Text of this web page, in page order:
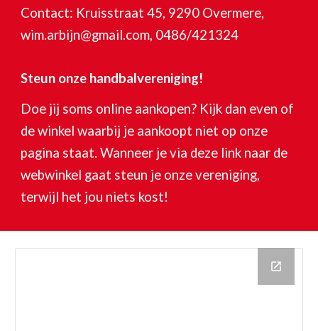
Contact: Kruisstraat 45, 9290 Overmere,
wim.arbijn@gmail.com, 0486/421324
Steun onze handbalvereniging!
Doe jij soms online aankopen? Kijk dan even of
de winkel waarbij je aankoopt niet op onze
pagina staat. Wanneer je via deze link naar de
webwinkel gaat steun je onze vereniging,
terwijl het jou niets kost!